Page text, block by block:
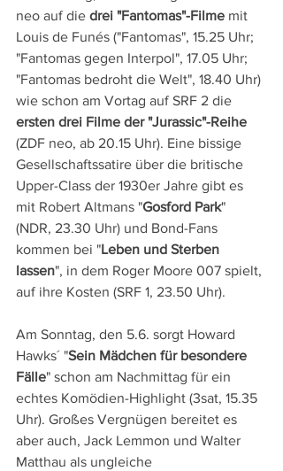
neo auf die drei "Fantomas"-Filme mit
Louis de Funés ("Fantomas", 15.25 Uhr;
"Fantomas gegen Interpol", 17.05 Uhr;
"Fantomas bedroht die Welt", 18.40 Uhr)
wie schon am Vortag auf SRF 2 die
ersten drei Filme der "Jurassic"-Reihe
(ZDF neo, ab 20.15 Uhr). Eine bissige
Gesellschaftssatire über die britische
Upper-Class der 1930er Jahre gibt es
mit Robert Altmans "Gosford Park"
(NDR, 23.30 Uhr) und Bond-Fans
kommen bei "Leben und Sterben
lassen", in dem Roger Moore 007 spielt,
auf ihre Kosten (SRF 1, 23.50 Uhr).
Am Sonntag, den 5.6. sorgt Howard
Hawks´ "Sein Mädchen für besondere
Fälle" schon am Nachmittag für ein
echtes Komödien-Highlight (3sat, 15.35
Uhr). Großes Vergnügen bereitet es
aber auch, Jack Lemmon und Walter
Matthau als ungleiche